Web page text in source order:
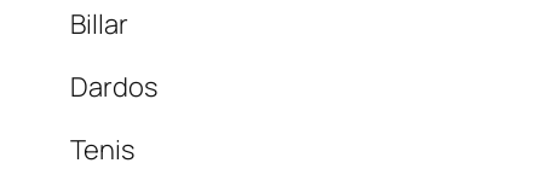
Billar
Dardos
Tenis